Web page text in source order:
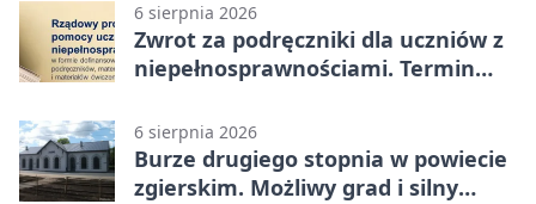
6 sierpnia 2026
Zwrot za podręczniki dla uczniów z
niepełnosprawnościami. Termin
6 sierpnia 2026
Burze drugiego stopnia w powiecie
zgierskim. Możliwy grad i silny